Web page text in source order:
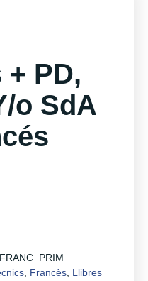
PD,
o SdA
Francès Llibres